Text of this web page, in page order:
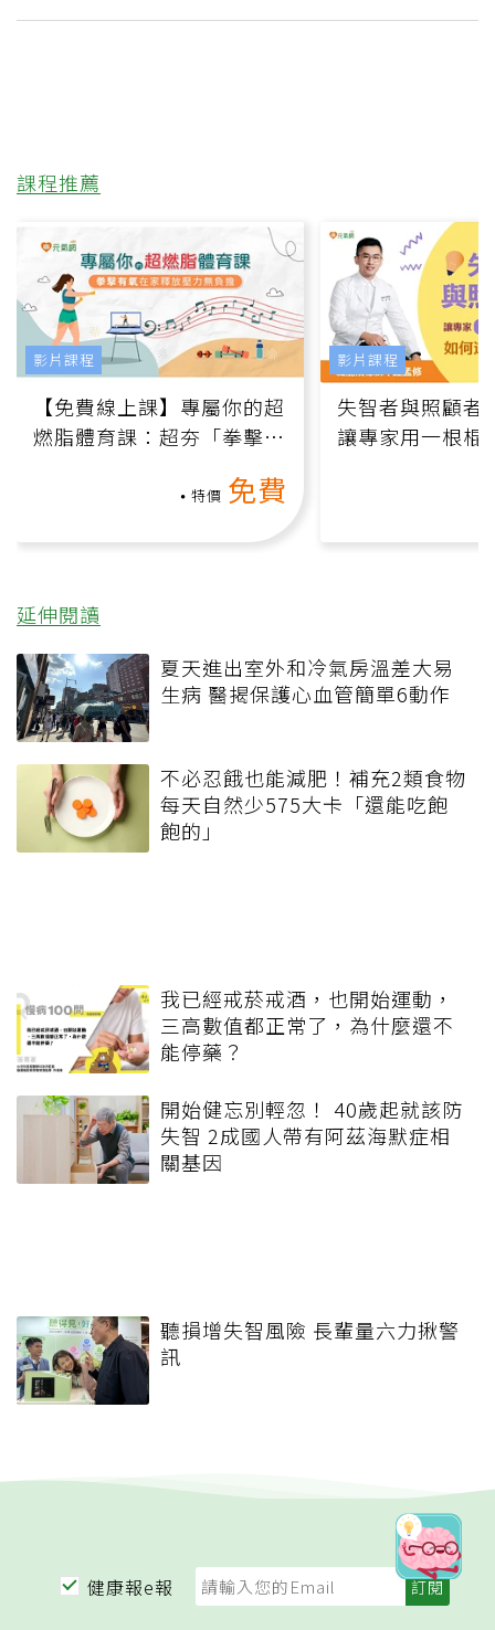
課程推薦
【免費線上課】專屬你的超
燃脂體育課：超夯「拳擊有
特價 免費
影片課程
失智者與照顧者
讓專家用一根棍
影片課程
延伸閱讀
夏天進出室外和冷氣房溫差大易
生病 醫揭保護心血管簡單6動作
不必忍餓也能減肥！補充2類食物
每天自然少575大卡「還能吃飽
飽的」
我已經戒菸戒酒，也開始運動，
三高數值都正常了，為什麼還不
能停藥？
開始健忘別輕忽！ 40歲起就該防
失智 2成國人帶有阿茲海默症相
關基因
聽損增失智風險 長輩量六力揪警
訊
健康報e報